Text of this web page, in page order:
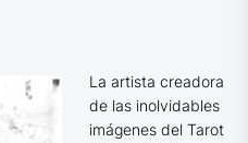
La artista creadora
de las inolvidables
imágenes del Tarot